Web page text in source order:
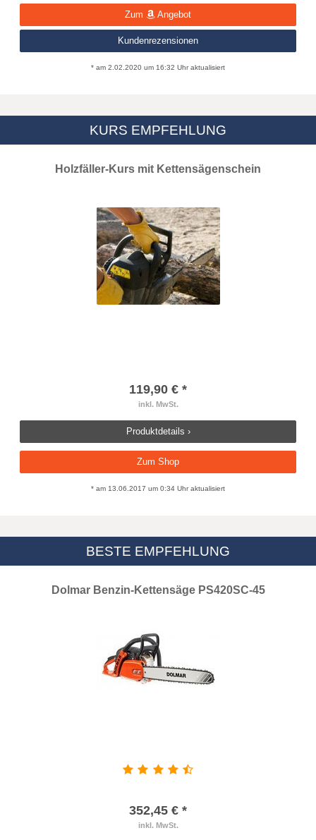
Zum Angebot
Kundenrezensionen
* am 2.02.2020 um 16:32 Uhr aktualisiert
KURS EMPFEHLUNG
Holzfäller-Kurs mit Kettensägenschein
119,90 € *
inkl. MwSt.
Produktdetails ›
Zum Shop
* am 13.06.2017 um 0:34 Uhr aktualisiert
BESTE EMPFEHLUNG
Dolmar Benzin-Kettensäge PS420SC-45
352,45 € *
inkl. MwSt.